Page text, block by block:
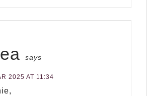
says
2025 AT 11:34